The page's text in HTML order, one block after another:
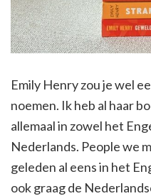
Emily Henry zou je wel
noemen. Ik heb al haar
allemaal in zowel het
Nederlands. People we
geleden al eens in het
ook graag de